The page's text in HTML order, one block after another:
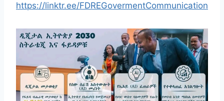
https://linktr.ee/FDREGovermentCommunication